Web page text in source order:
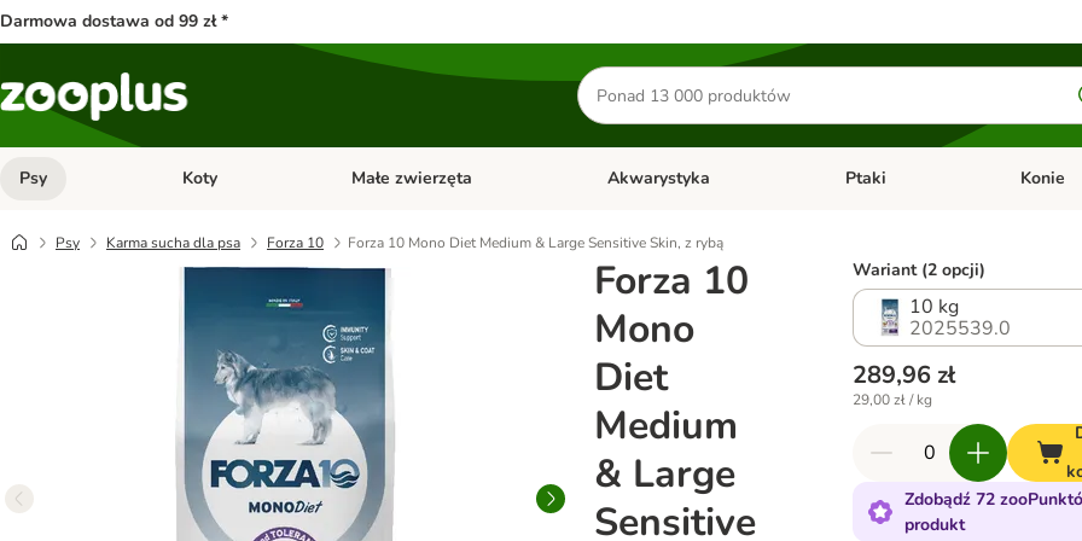
Darmowa dostawa od 99 zł *
Szukaj
produktów
Psy Otwórz menu kategorii: Psy
Koty Otwórz menu kategorii: Koty
Małe zwierzęta Otwórz menu kategorii: Małe zwierzęta
Akwarystyka Otwórz menu kategorii:
Ptaki Otwórz
Konie
Psy Karma sucha dla psa Forza 10 Forza 10 Mono Diet Medium & Large Sensitive Skin, z rybą
Forza 10
Mono
Diet
Medium
& Large
Sensitive
Wariant (2 opcji)
10 kg
2025539.0
289,96 zł
29,00 zł / kg
Zdobądź 72
produkt